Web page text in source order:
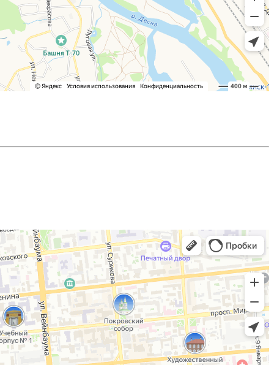
как погодных явлений, так и механического воздействия.
поверхности, дерево не растрескивается. Пропитка
тем самым только подчеркивает красоту деревянной